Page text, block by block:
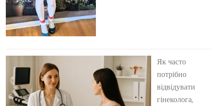
Як часто
потрібно
відвідувати
гінеколога,